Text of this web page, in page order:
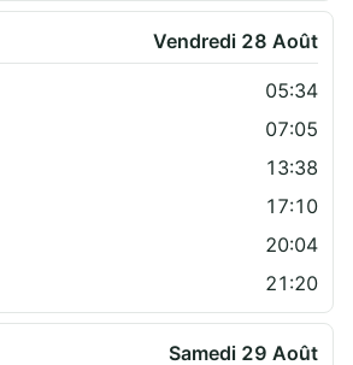
Vendredi 28 Août
05:34
07:05
13:38
17:10
20:04
21:20
Samedi 29 Août